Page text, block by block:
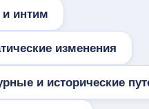
интим
изменения
и исторические